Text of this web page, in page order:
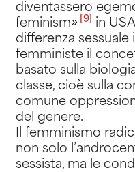
diventassero
feminism» [9]
in
differenza sessuale
femministe il
basato sulla
classe, cioè sulla
comune
del genere.
Il femminismo
non solo
sessista, ma le